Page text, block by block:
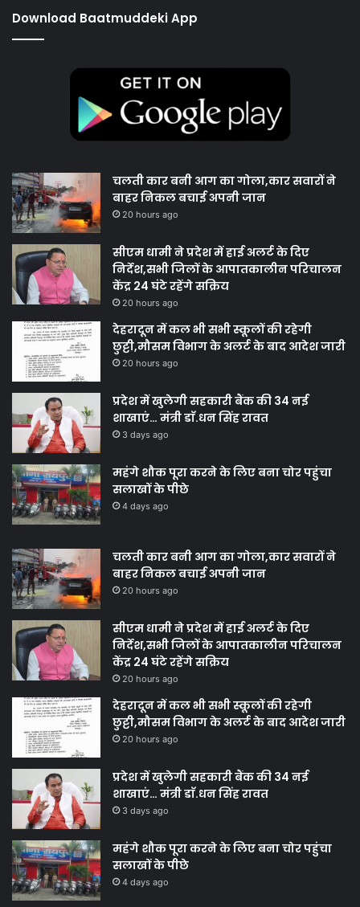
Download Baatmuddeki App
चलती कार बनी आग का गोला,कार सवारों ने
बाहर निकल बचाई अपनी जान
20 hours ago
सीएम धामी ने प्रदेश में हाई अलर्ट के दिए
निर्देश,सभी जिलों के आपातकालीन परिचालन
केंद्र 24 घंटे रहेंगे सक्रिय
20 hours ago
देहरादून में कल भी सभी स्कूलों की रहेगी
छुट्टी,मौसम विभाग के अलर्ट के बाद आदेश जारी
20 hours ago
प्रदेश में खुलेगी सहकारी बैंक की 34 नई
शाखाएं… मंत्री डाॅ.धन सिंह रावत
3 days ago
महंगे शौक पूरा करने के लिए बना चोर पहुंचा
सलाखों के पीछे
4 days ago
चलती कार बनी आग का गोला,कार सवारों ने
बाहर निकल बचाई अपनी जान
20 hours ago
सीएम धामी ने प्रदेश में हाई अलर्ट के दिए
निर्देश,सभी जिलों के आपातकालीन परिचालन
केंद्र 24 घंटे रहेंगे सक्रिय
20 hours ago
देहरादून में कल भी सभी स्कूलों की रहेगी
छुट्टी,मौसम विभाग के अलर्ट के बाद आदेश जारी
20 hours ago
प्रदेश में खुलेगी सहकारी बैंक की 34 नई
शाखाएं… मंत्री डाॅ.धन सिंह रावत
3 days ago
महंगे शौक पूरा करने के लिए बना चोर पहुंचा
सलाखों के पीछे
4 days ago